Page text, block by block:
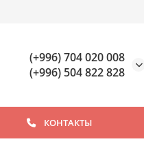
(+996) 704 020 008
(+996) 504 822 828
КОНТАКТЫ